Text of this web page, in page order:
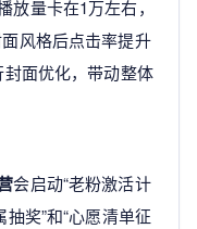
量卡在1万左右，
风格后点击率提升
面优化，带动整体
会启动“老粉激活计
奖”和“心愿清单征